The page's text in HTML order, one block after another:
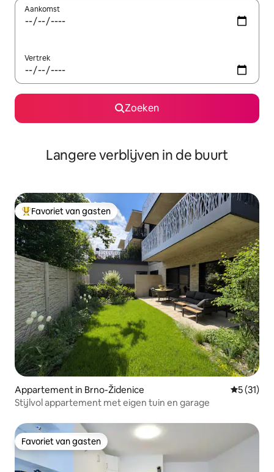
Aankomst
Vertrek
Zoeken
Langere verblijven in de buurt
Topfavoriet van gasten
Favoriet van gasten
Appartement in Brno-Židenice
5 (31)
Stijlvol appartement met eigen tuin en garage
Favoriet van gasten
Favoriet van gasten